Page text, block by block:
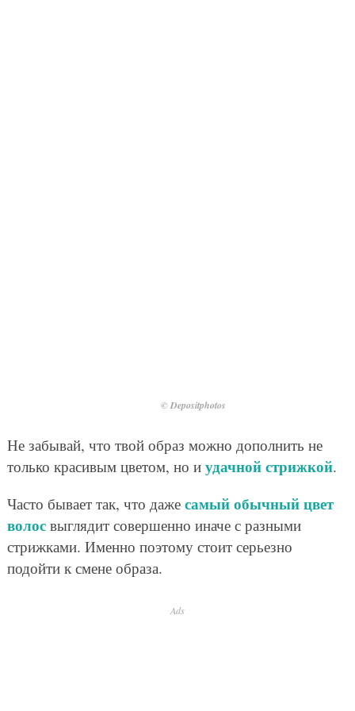
© Depositphotos
Не забывай, что твой образ можно дополнить не
только красивым цветом, но и удачной стрижкой.
Часто бывает так, что даже самый обычный цвет
волосвыглядит совершенно иначе с разными
стрижками. Именно поэтому стоит серьезно
подойти к смене образа.
Ads